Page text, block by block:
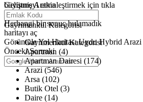
büyütmeyi etkinleştirmek için tıkla
Haritalar yükleniyor
Herhangi bir sonuç bulamadık
haritayı aç
GörüntüleYol Haritası Uydu Hybrid Arazi
Önceki Sonraki
Gelişmiş Arama
Gayrimenkul Kategorisi
Gayrimenkul Kategorisi
Apartman (4)
Apartman Dairesi (174)
Arazi (546)
Arsa (102)
Butik Otel (3)
Daire (14)